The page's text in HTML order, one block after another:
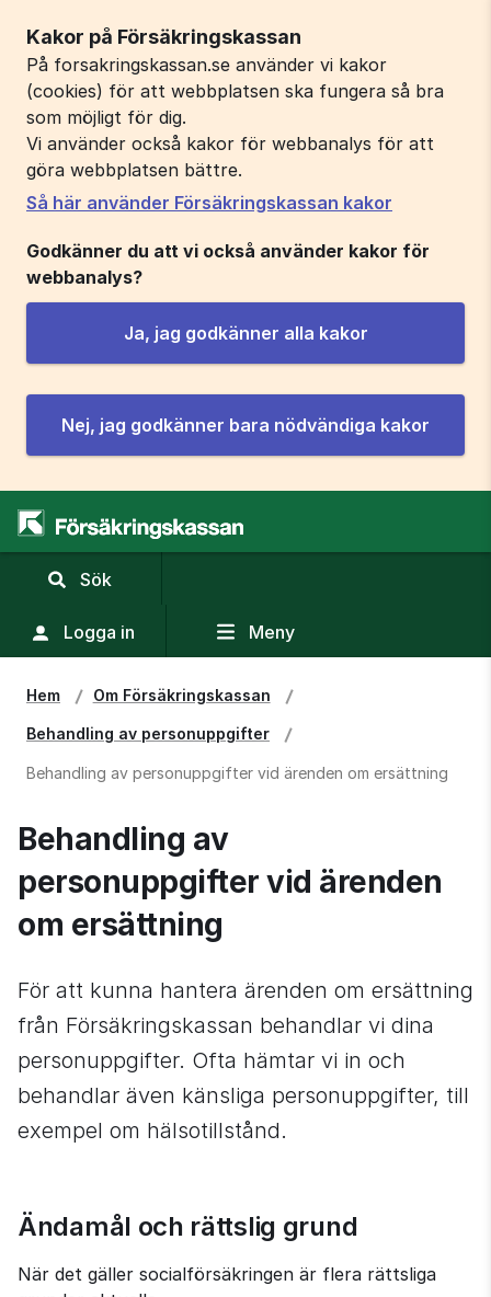
Kakor på Försäkringskassan
På forsakringskassan.se använder vi kakor
(cookies) för att webbplatsen ska fungera så bra
som möjligt för dig.
Vi använder också kakor för webbanalys för att
göra webbplatsen bättre.
Så här använder Försäkringskassan kakor
Godkänner du att vi också använder kakor för
webbanalys?
Ja, jag godkänner alla kakor
Nej, jag godkänner bara nödvändiga kakor
Sök
sökfält
Logga in Meny
Hem Om Försäkringskassan
Behandling av personuppgifter
Behandling av personuppgifter vid ärenden om ersättning
Behandling av
personuppgifter vid ärenden
om ersättning
För att kunna hantera ärenden om ersättning
från Försäkringskassan behandlar vi dina
personuppgifter. Ofta hämtar vi in och
behandlar även känsliga personuppgifter, till
exempel om hälsotillstånd.
Ändamål och rättslig grund
När det gäller socialförsäkringen är flera rättsliga